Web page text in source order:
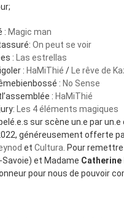
: Magic man
On peut se voir
:
Las estrellas
: HaMiThié /
Le rêve de
: No Sense
: HaMiThié
Les 4 éléments magiques
sur scène un.e par
généreusement offerte
etCultura . Pour
et Madame Catherine
pour nous de pouvoir